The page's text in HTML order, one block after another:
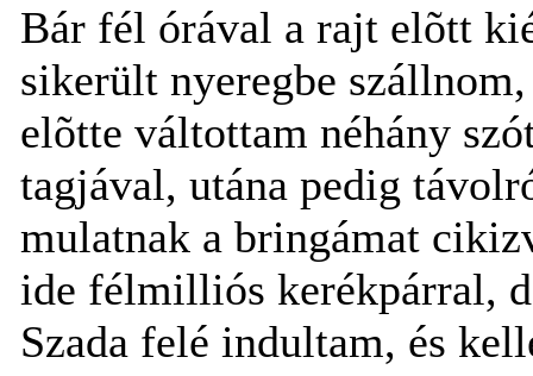
Bár fél órával a rajt elõtt
sikerült nyeregbe
elõtte váltottam néhány
tagjával, utána pedig
mulatnak a bringámat
ide félmilliós kerékpárral,
Szada felé indultam, és